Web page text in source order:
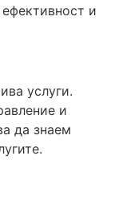
и
услуги.
и
да знаем